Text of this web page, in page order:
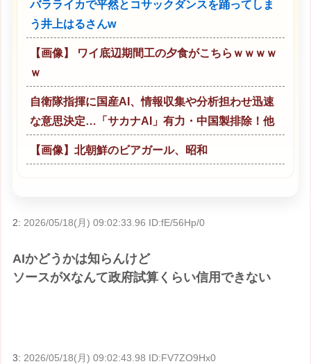
バラライカで平然とコサックダンスを踊ってしま
う井上はるさんw
【画像】 ワイ底辺期間工の夕食がこちらｗｗｗｗ
ｗ
自衛隊指揮に国産AI、情報収集や分析担わせ迅速
な意思決定…「サカナAI」有力・中国製排除！他
【画像】北朝鮮のビアガール、昭和
2:2026/05/18(月) 09:02:33.96 ID:fE/56Hp/0
AIかどうかは知らんけど
ソースがXなんて政府試算くらい信用できない
3: 2026/05/18(月) 09:02:43.98 ID:FV7ZO9Hx0